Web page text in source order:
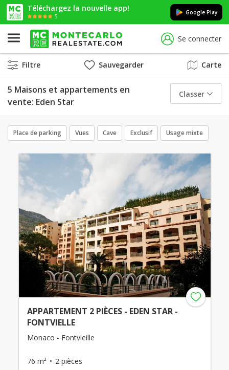
Téléchargez la nouvelle app!
5
Google Play
Se connecter
Filtre Sauvegarder Carte
5 Maisons et appartements en
vente: Eden Star
Classer
Place de parking Vues Cave Exclusif Usage mixte
APPARTEMENT 2 PIÈCES - EDEN STAR -
FONTVIELLE
Monaco - Fontvieille
76 m² 2 pièces